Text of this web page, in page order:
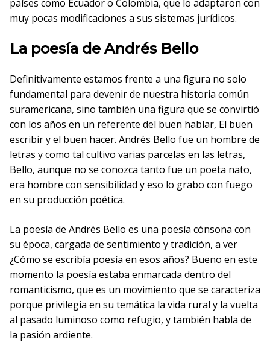
países como Ecuador o Colombia, que lo adaptaron con
muy pocas modificaciones a sus sistemas jurídicos.
La poesía de Andrés Bello
Definitivamente estamos frente a una figura no solo
fundamental para devenir de nuestra historia común
suramericana, sino también una figura que se convirtió
con los años en un referente del buen hablar, El buen
escribir y el buen hacer. Andrés Bello fue un hombre de
letras y como tal cultivo varias parcelas en las letras,
Bello, aunque no se conozca tanto fue un poeta nato,
era hombre con sensibilidad y eso lo grabo con fuego
en su producción poética.
La poesía de Andrés Bello es una poesía cónsona con
su época, cargada de sentimiento y tradición, a ver
¿Cómo se escribía poesía en esos años? Bueno en este
momento la poesía estaba enmarcada dentro del
romanticismo, que es un movimiento que se caracteriza
porque privilegia en su temática la vida rural y la vuelta
al pasado luminoso como refugio, y también habla de
la pasión ardiente.